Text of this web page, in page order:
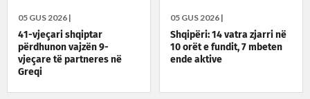
05 GUS 2026 |
41-vjeçari shqiptar
përdhunon vajzën 9-
vjeçare të partneres në
Greqi
05 GUS 2026 |
Shqipëri: 14 vatra zjarri në
10 orët e fundit, 7 mbeten
ende aktive